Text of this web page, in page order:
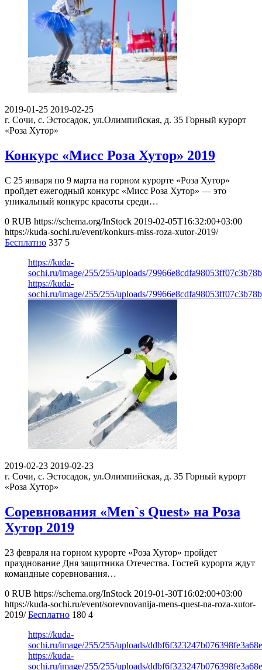
2019-01-25 2019-02-25
г. Сочи, с. Эстосадок, ул.Олимпийская, д. 35 Горный курорт
«Роза Хутор»
Конкурс «Мисс Роза Хутор» 2019
С 25 января по 9 марта на горном курорте «Роза Хутор»
пройдет ежегодный конкурс «Мисс Роза Хутор» — это
уникальный конкурс красоты среди…
0 RUB https://schema.org/InStock 2019-02-05T16:32:00+03:00
https://kuda-sochi.ru/event/konkurs-miss-roza-xutor-2019/
Бесплатно 337 5
https://kuda-
sochi.ru/image/255/255/uploads/
https://kuda-
sochi.ru/image/255/255/uploads/
2019-02-23 2019-02-23
г. Сочи, с. Эстосадок, ул.Олимпийская, д. 35 Горный курорт
«Роза Хутор»
Соревнования «Men`s Quest» на Роза
Хутор 2019
23 февраля на горном курорте «Роза Хутор» пройдет
празднование Дня защитника Отечества. Гостей курорта ждут
командные соревнования…
0 RUB https://schema.org/InStock 2019-01-30T16:02:00+03:00
https://kuda-sochi.ru/event/sorevnovanija-mens-quest-na-roza-xutor-
2019/ Бесплатно 180 4
https://kuda-
sochi.ru/image/255/255/uploads/
https://kuda-
sochi.ru/image/255/255/uploads/